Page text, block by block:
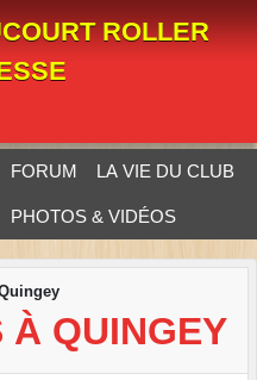
ROLLER
FORUM LA VIE DU CLUB
PHOTOS & VIDÉOS
À QUINGEY